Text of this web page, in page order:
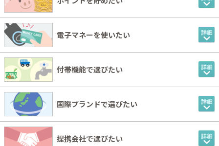
電子マネーを使いたい
付帯機能で選びたい
国際ブランドで選びたい
提携会社で選びたい